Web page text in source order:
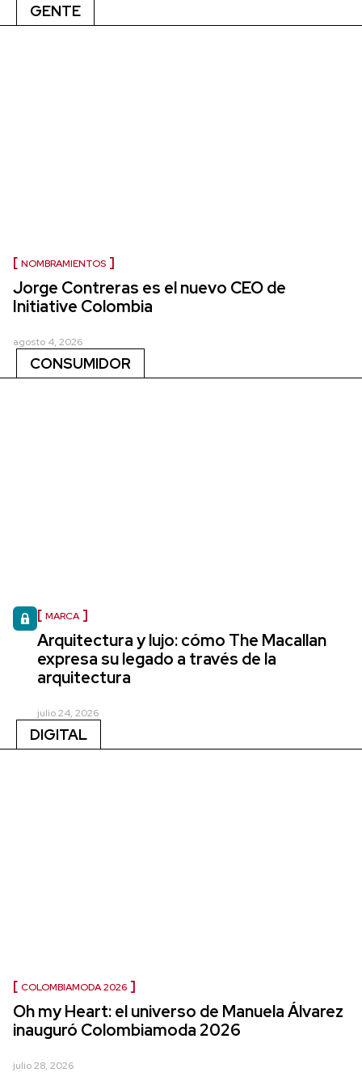
GENTE
NOMBRAMIENTOS
Jorge Contreras es el nuevo CEO de
Initiative Colombia
agosto 4, 2026
CONSUMIDOR
MARCA
Arquitectura y lujo: cómo The Macallan
expresa su legado a través de la
arquitectura
julio 24, 2026
DIGITAL
COLOMBIAMODA 2026
Oh my Heart: el universo de Manuela Álvarez
inauguró Colombiamoda 2026
julio 28, 2026